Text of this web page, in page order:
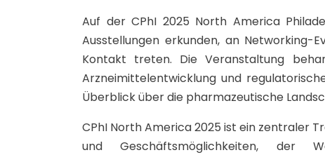
Auf der CPhI 2025 North America
Ausstellungen erkunden, an
Kontakt treten. Die Veranstaltung
Arzneimittelentwicklung und
Überblick über die pharmazeutische
CPhI North America 2025 ist ein zentraler
und Geschäftsmöglichkeiten, der